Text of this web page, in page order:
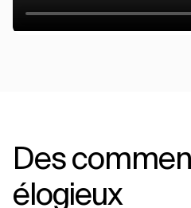
Des
élogieux